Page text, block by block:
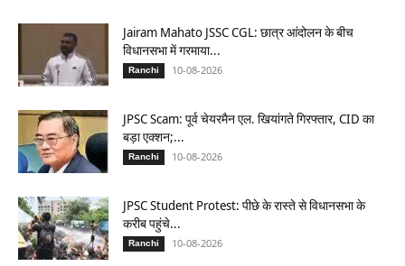
Jairam Mahato JSSC CGL: छात्र आंदोलन के बीच
विधानसभा में गरमाया...
Ranchi 10-08-2026
JPSC Scam: पूर्व चेयरमैन एल. खियांगते गिरफ्तार, CID का
बड़ा एक्शन;...
Ranchi 10-08-2026
JPSC Student Protest: पीछे के रास्ते से विधानसभा के
करीब पहुंचे...
Ranchi 10-08-2026